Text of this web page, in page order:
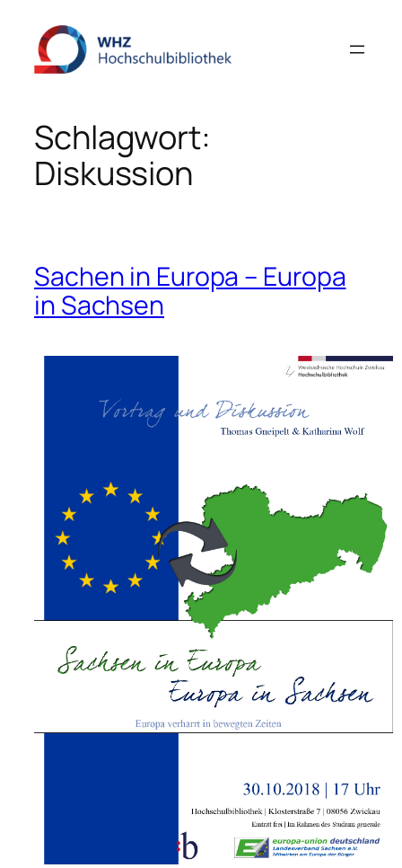
Inhalt
springen
Schlagwort:
Diskussion
Sachen in Europa – Europa
in Sachsen